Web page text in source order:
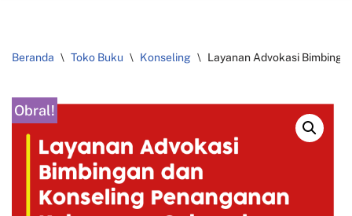
Beranda \ Toko Buku \ Konseling \ Layanan Advokasi
Obral!